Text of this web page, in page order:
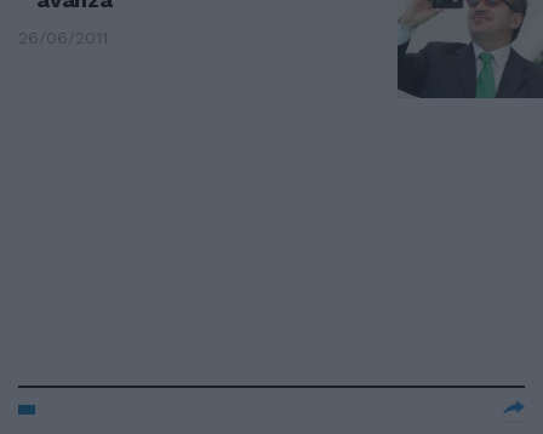
26/06/2011